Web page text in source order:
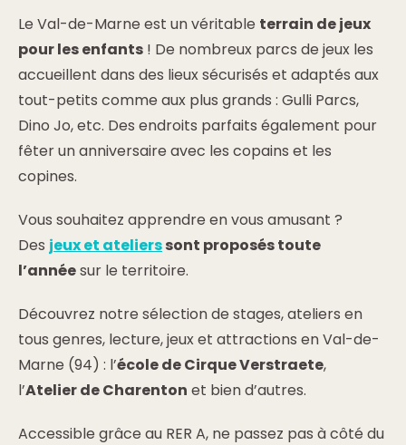
Le Val-de-Marne est un véritable terrain de jeux
pour les enfants ! De nombreux parcs de jeux les
accueillent dans des lieux sécurisés et adaptés aux
tout-petits comme aux plus grands : Gulli Parcs,
Dino Jo, etc. Des endroits parfaits également pour
fêter un anniversaire avec les copains et les
copines.
Vous souhaitez apprendre en vous amusant ?
Des jeux et atelierssont proposés toute
l’annéesur le territoire.
Découvrez notre sélection de stages, ateliers en
tous genres, lecture, jeux et attractions en Val-de-
Marne (94) : l’école de Cirque Verstraete,
l’Atelier de Charenton et bien d’autres.
Accessible grâce au RER A, ne passez pas à côté du